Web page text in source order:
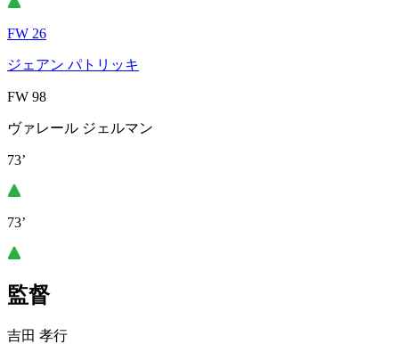
FW 26
ジェアン パトリッキ
FW 98
ヴァレール ジェルマン
73’
73’
監督
吉田 孝行